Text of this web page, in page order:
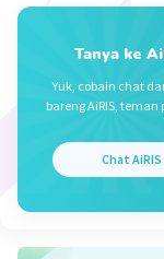
yang
Tanya ke
Yuk, cobain chat
bareng AiRIS,
Chat AiRIS